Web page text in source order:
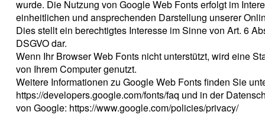
wurde. Die Nutzung von Google Web Fonts erfolgt im
einheitlichen und ansprechenden Darstellung unserer
Dies stellt ein berechtigtes Interesse im Sinne von Art. 6
DSGVO dar.
Wenn Ihr Browser Web Fonts nicht unterstützt, wird eine
von Ihrem Computer genutzt.
Weitere Informationen zu Google Web Fonts finden Sie
https://developers.google.com/fonts/faq und in der
von Google: https://www.google.com/policies/privacy/